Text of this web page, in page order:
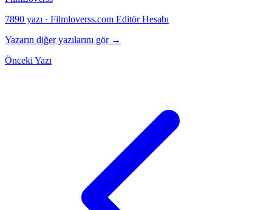
7890 yazı · Filmloverss.com Editör Hesabı
Yazarın diğer yazılarını gör →
Önceki Yazı